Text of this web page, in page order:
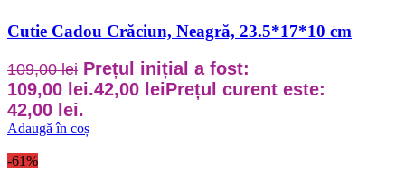
Cutie Cadou Crăciun, Neagră, 23.5*17*10 cm
109,00lei Prețul inițial a fost:
109,00 lei.42,00 leiPrețul curent este:
42,00 lei.
Adaugă în coș
-61%